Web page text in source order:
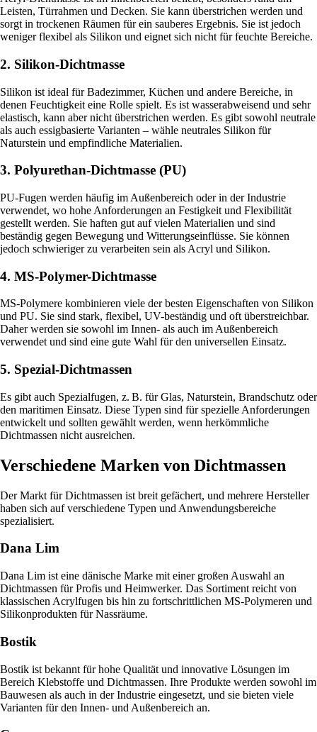
Leisten, Türrahmen und Decken. Sie kann überstrichen werden und
sorgt in trockenen Räumen für ein sauberes Ergebnis. Sie ist jedoch
weniger flexibel als Silikon und eignet sich nicht für feuchte Bereiche.
2. Silikon-Dichtmasse
Silikon ist ideal für Badezimmer, Küchen und andere Bereiche, in
denen Feuchtigkeit eine Rolle spielt. Es ist wasserabweisend und sehr
elastisch, kann aber nicht überstrichen werden. Es gibt sowohl neutrale
als auch essigbasierte Varianten – wähle neutrales Silikon für
Naturstein und empfindliche Materialien.
3. Polyurethan-Dichtmasse (PU)
PU-Fugen werden häufig im Außenbereich oder in der Industrie
verwendet, wo hohe Anforderungen an Festigkeit und Flexibilität
gestellt werden. Sie haften gut auf vielen Materialien und sind
beständig gegen Bewegung und Witterungseinflüsse. Sie können
jedoch schwieriger zu verarbeiten sein als Acryl und Silikon.
4. MS-Polymer-Dichtmasse
MS-Polymere kombinieren viele der besten Eigenschaften von Silikon
und PU. Sie sind stark, flexibel, UV-beständig und oft überstreichbar.
Daher werden sie sowohl im Innen- als auch im Außenbereich
verwendet und sind eine gute Wahl für den universellen Einsatz.
5. Spezial-Dichtmassen
Es gibt auch Spezialfugen, z. B. für Glas, Naturstein, Brandschutz oder
den maritimen Einsatz. Diese Typen sind für spezielle Anforderungen
entwickelt und sollten gewählt werden, wenn herkömmliche
Dichtmassen nicht ausreichen.
Verschiedene Marken von Dichtmassen
Der Markt für Dichtmassen ist breit gefächert, und mehrere Hersteller
haben sich auf verschiedene Typen und Anwendungsbereiche
spezialisiert.
Dana Lim
Dana Lim ist eine dänische Marke mit einer großen Auswahl an
Dichtmassen für Profis und Heimwerker. Das Sortiment reicht von
klassischen Acrylfugen bis hin zu fortschrittlichen MS-Polymeren und
Silikonprodukten für Nassräume.
Bostik
Bostik ist bekannt für hohe Qualität und innovative Lösungen im
Bereich Klebstoffe und Dichtmassen. Ihre Produkte werden sowohl im
Bauwesen als auch in der Industrie eingesetzt, und sie bieten viele
Varianten für den Innen- und Außenbereich an.